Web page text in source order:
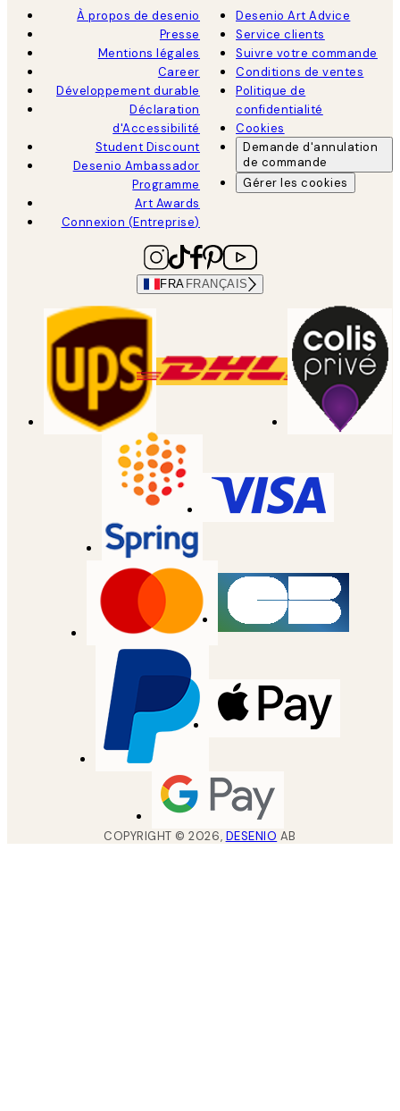
À propos de desenio
Presse
Mentions légales
Career
Développement durable
Déclaration
d'Accessibilité
Student Discount
Desenio Ambassador
Programme
Art Awards
Connexion (Entreprise)
Desenio Art Advice
Service clients
Suivre votre commande
Conditions de ventes
Politique de
confidentialité
Cookies
Demande d'annulation
de commande
Gérer les cookies
FRA FRANÇAIS
COPYRIGHT ©2026, DESENIO AB